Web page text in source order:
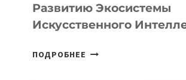
Развитию Экосистемы
Искусственного
ПОДРОБНЕЕ